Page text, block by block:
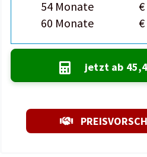
54 Monate
€
60 Monate
€
jetzt ab